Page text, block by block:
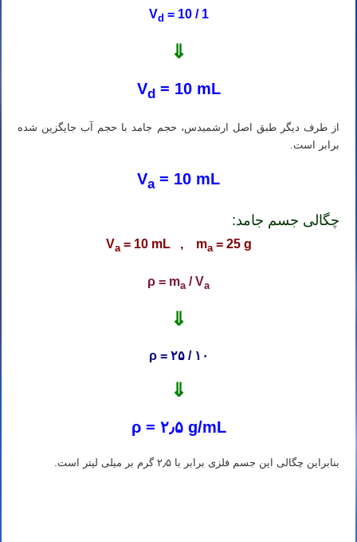
Vd = 10 / 1
⇓
Vd= 10 mL
از طرف دیگر طبق اصل ارشمیدس، حجم جامد با حجم آب جایگزین شده
برابر است.
Va = 10 mL
چگالی جسم جامد:
Va= 10 mL , ma= 25 g
ρ = ma / Va
⇓
ρ = ۲۵ / ۱۰
⇓
ρ = ۲٫۵ g/mL
بنابراین چگالی این جسم فلزی برابر با ۲٫۵ گرم بر میلی لیتر است.